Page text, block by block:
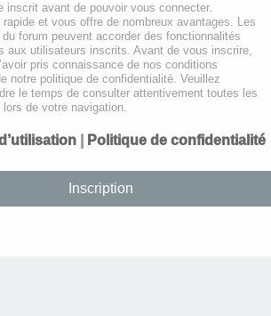
inscrit avant de pouvoir vous connecter.
rapide et vous offre de nombreux avantages. Les
forum peuvent accorder des fonctionnalités
aux utilisateurs inscrits. Avant de vous inscrire,
pris connaissance de nos conditions
notre politique de confidentialité. Veuillez
le temps de consulter attentivement toutes les
lors de votre navigation.
Politique de confidentialité
Inscription